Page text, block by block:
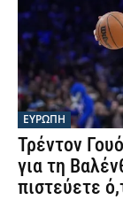
ΕΥΡΩΠΗ
Τρέντον
για τη
πιστεύετε